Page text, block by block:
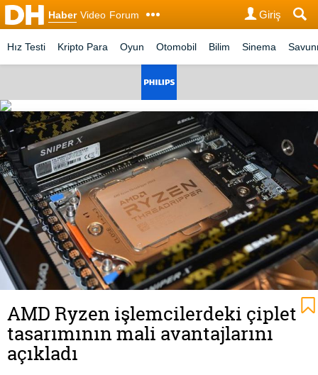
Haber Video Forum Giriş
Hız Testi Kripto Para Oyun Otomobil Bilim Sinema
AMD Ryzen işlemcilerdeki çiplet
tasarımının mali avantajlarını
açıkladı